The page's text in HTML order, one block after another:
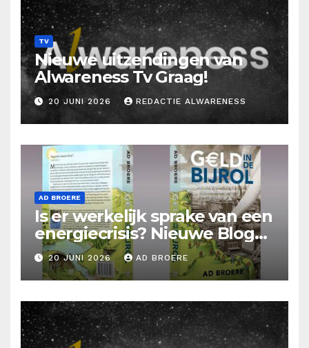
TV
Nieuwe uitzendingen van
Alwareness Tv Graag!
20 JUNI 2026 REDACTIE ALWARENESS
AD BROERE
Is er werkelijk sprake van een
energiecrisis? Nieuwe Blog
Ad Broere
20 JUNI 2026 AD BROERE